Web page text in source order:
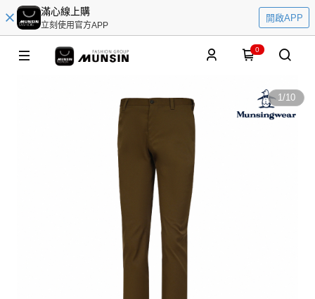
滿心線上購
立刻使用官方APP
開啟APP
0
1/10